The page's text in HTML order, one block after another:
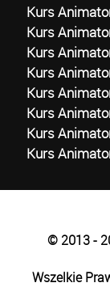
Kurs
Kurs
Kurs
Kurs
Kurs
Kurs
Kurs
Kurs
© 2013 -
Wszelkie